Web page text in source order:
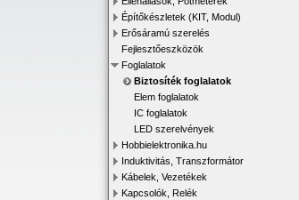
Építőkészletek (KIT, Modul)
Erősáramú szerelés
Fejlesztőeszközök
Foglalatok
Biztosíték foglalatok
Elem foglalatok
IC foglalatok
LED szerelvények
Hobbielektronika.hu
Induktivitás, Transzformátor
Kábelek, Vezetékek
Kapcsolók, Relék